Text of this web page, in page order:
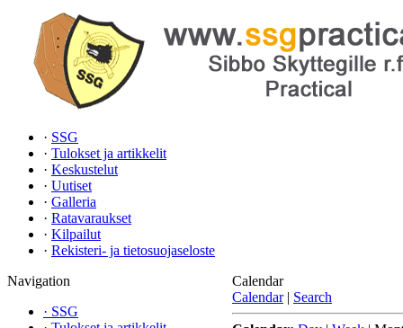
· SSG
· Tulokset ja artikkelit
· Keskustelut
· Uutiset
· Galleria
· Ratavaraukset
· Kilpailut
· Rekisteri- ja tietosuojaseloste
Navigation
· SSG
Calendar
Calendar | Search